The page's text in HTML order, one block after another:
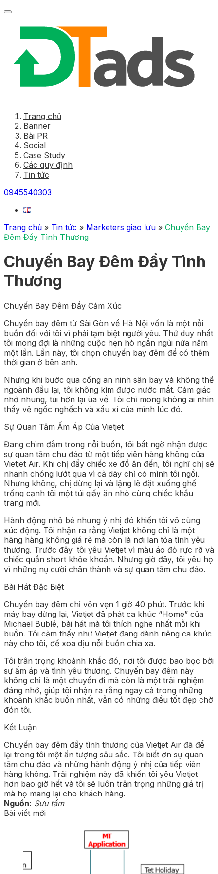
Trang chủ
Banner
Bài PR
Social
Case Study
Các quy định
Tin tức
0945540303
Trang chủ » Tin tức » Marketers giao lưu » Chuyến Bay
Đêm Đầy Tình Thương
Chuyến Bay Đêm Đầy Tình
Thương
Chuyến Bay Đêm Đầy Cảm Xúc
Chuyến bay đêm từ Sài Gòn về Hà Nội vốn là một nỗi
buồn đối với tôi vì phải tạm biệt người yêu. Thứ duy nhất
tôi mong đợi là những cuộc hẹn hò ngắn ngủi nửa năm
một lần. Lần này, tôi chọn chuyến bay đêm để có thêm
thời gian ở bên anh.
Nhưng khi bước qua cổng an ninh sân bay và không thể
ngoảnh đầu lại, tôi không kìm được nước mắt. Cảm giác
nhớ nhung, tủi hờn lại ùa về. Tôi chỉ mong không ai nhìn
thấy vẻ ngốc nghếch và xấu xí của mình lúc đó.
Sự Quan Tâm Ấm Áp Của Vietjet
Đang chìm đắm trong nỗi buồn, tôi bất ngờ nhận được
sự quan tâm chu đáo từ một tiếp viên hàng không của
Vietjet Air. Khi chị đẩy chiếc xe đồ ăn đến, tôi nghĩ chị sẽ
nhanh chóng lướt qua vì cả dãy chỉ có mình tôi ngồi.
Nhưng không, chị dừng lại và lặng lẽ đặt xuống ghế
trống cạnh tôi một túi giấy ăn nhỏ cùng chiếc khẩu
trang mới.
Hành động nhỏ bé nhưng ý nhị đó khiến tôi vô cùng
xúc động. Tôi nhận ra rằng Vietjet không chỉ là một
hãng hàng không giá rẻ mà còn là nơi lan tỏa tình yêu
thương. Trước đây, tôi yêu Vietjet vì màu áo đỏ rực rỡ và
chiếc quần short khỏe khoắn. Nhưng giờ đây, tôi yêu họ
vì những nụ cười chân thành và sự quan tâm chu đáo.
Bài Hát Đặc Biệt
Chuyến bay đêm chỉ vỏn vẹn 1 giờ 40 phút. Trước khi
máy bay dừng lại, Vietjet đã phát ca khúc “Home” của
Michael Bublé, bài hát mà tôi thích nghe nhất mỗi khi
buồn. Tôi cảm thấy như Vietjet đang dành riêng ca khúc
này cho tôi, để xoa dịu nỗi buồn chia xa.
Tôi trân trọng khoảnh khắc đó, nơi tôi được bao bọc bởi
sự ấm áp và tình yêu thương. Chuyến bay đêm này
không chỉ là một chuyến đi mà còn là một trải nghiệm
đáng nhớ, giúp tôi nhận ra rằng ngay cả trong những
khoảnh khắc buồn nhất, vẫn có những điều tốt đẹp chờ
đón tôi.
Kết Luận
Chuyến bay đêm đầy tình thương của Vietjet Air đã để
lại trong tôi một ấn tượng sâu sắc. Tôi biết ơn sự quan
tâm chu đáo và những hành động ý nhị của tiếp viên
hàng không. Trải nghiệm này đã khiến tôi yêu Vietjet
hơn bao giờ hết và tôi sẽ luôn trân trọng những giá trị
mà họ mang lại cho khách hàng.
Nguồn: Sưu tầm
Bài viết mới